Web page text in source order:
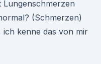
Lungenschmerzen
(Schmerzen)
ich kenne das von mir